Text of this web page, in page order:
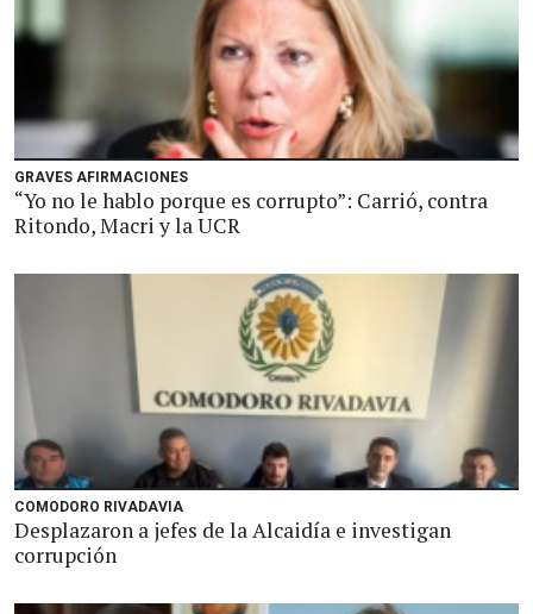
GRAVES AFIRMACIONES
“Yo no le hablo porque es corrupto”: Carrió, contra
Ritondo, Macri y la UCR
COMODORO RIVADAVIA
Desplazaron a jefes de la Alcaidía e investigan
corrupción